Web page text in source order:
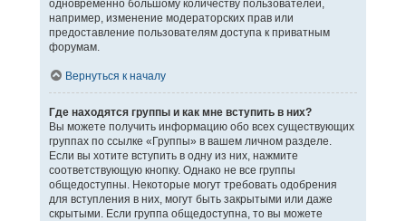
одновременно большому количеству пользователей,
например, изменение модераторских прав или
предоставление пользователям доступа к приватным
форумам.
Вернуться к началу
Где находятся группы и как мне вступить в них?
Вы можете получить информацию обо всех существующих
группах по ссылке «Группы» в вашем личном разделе.
Если вы хотите вступить в одну из них, нажмите
соответствующую кнопку. Однако не все группы
общедоступны. Некоторые могут требовать одобрения
для вступления в них, могут быть закрытыми или даже
скрытыми. Если группа общедоступна, то вы можете